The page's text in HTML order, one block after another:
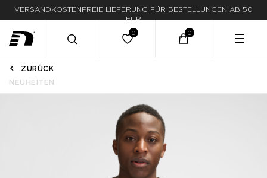
VERSANDKOSTENFREIE LIEFERUNG FÜR BESTELLUNGEN AB 50
EUR
☰
ZURÜCK
NEUHEITEN